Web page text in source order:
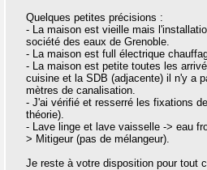
Quelques petites précisions :
- La maison est vieille mais
société des eaux de Grenoble.
- La maison est full électrique
- La maison est petite toutes les
cuisine et la SDB (adjacente) il n'y a
mètres de canalisation.
- J'ai vérifié et resserré les fixations
théorie).
- Lave linge et lave vaisselle -> eau
> Mitigeur (pas de mélangeur).
Je reste à votre disposition pour tout